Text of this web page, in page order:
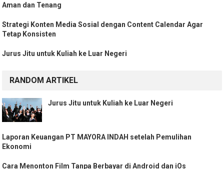
Aman dan Tenang
Strategi Konten Media Sosial dengan Content Calendar Agar
Tetap Konsisten
Jurus Jitu untuk Kuliah ke Luar Negeri
RANDOM ARTIKEL
Jurus Jitu untuk Kuliah ke Luar Negeri
Laporan Keuangan PT MAYORA INDAH setelah Pemulihan
Ekonomi
Cara Menonton Film Tanpa Berbayar di Android dan iOs